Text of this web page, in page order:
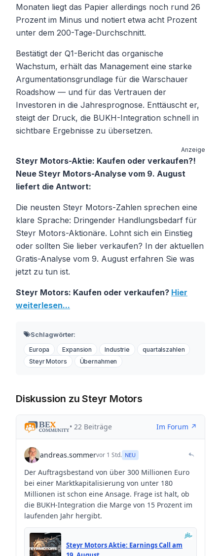
Monaten liegt das Papier allerdings noch rund 26
Prozent im Minus und notiert etwa acht Prozent
unter dem 200-Tage-Durchschnitt.
Bestätigt der Q1-Bericht das organische
Wachstum, erhält das Management eine starke
Argumentationsgrundlage für die Warschauer
Roadshow — und für das Vertrauen der
Investoren in die Jahresprognose. Enttäuscht er,
steigt der Druck, die BUKH-Integration schnell in
sichtbare Ergebnisse zu übersetzen.
Anzeige
Steyr Motors-Aktie: Kaufen oder verkaufen?!
Neue Steyr Motors-Analyse vom 9. August
liefert die Antwort:
Die neusten Steyr Motors-Zahlen sprechen eine
klare Sprache: Dringender Handlungsbedarf für
Steyr Motors-Aktionäre. Lohnt sich ein Einstieg
oder sollten Sie lieber verkaufen? In der aktuellen
Gratis-Analyse vom 9. August erfahren Sie was
jetzt zu tun ist.
Steyr Motors: Kaufen oder verkaufen? Hier
weiterlesen...
Schlagwörter:
Europa Expansion Industrie
quartalszahlen
Steyr Motors
Übernahmen
Diskussion zu Steyr Motors